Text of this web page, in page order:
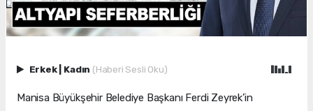
Erkek Kadın (Haberi Sesli Oku)
Manisa Büyükşehir Belediye Başkanı Ferdi Zeyrek’in